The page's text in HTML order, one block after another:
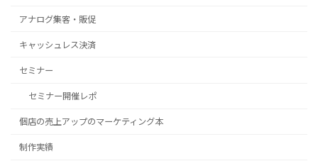
アナログ集客・販促
キャッシュレス決済
セミナー
セミナー開催レポ
個店の売上アップのマーケティング本
制作実績